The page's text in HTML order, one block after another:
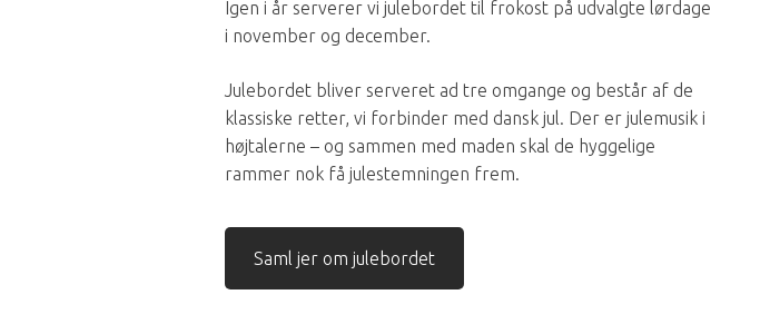
Igen i år serverer vi julebordet til frokost på udvalgte lørdage
i november og december.
Julebordet bliver serveret ad tre omgange og består af de
klassiske retter, vi forbinder med dansk jul. Der er julemusik i
højtalerne – og sammen med maden skal de hyggelige
rammer nok få julestemningen frem.
Saml jer om julebordet